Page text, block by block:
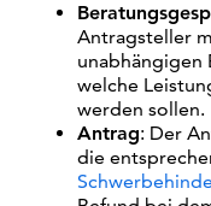
Antragsteller
unabhängigen
welche
werden sollen.
Antrag: Der
die